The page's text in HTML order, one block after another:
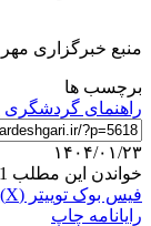
منبع خبرگزاری مهر
برچسب ها
راهنمای گردشگری
۱۴۰۴/۰۱/۲۳
خواندن این مطلب 1 دقیقه زمان میبرد
فیس بوک توییتر (X)
رایانامه چاپ